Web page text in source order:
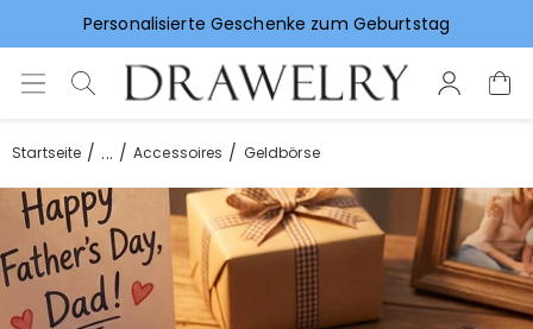
Personalisierte Geschenke zum Geburtstag
Vorlieben für Hochzeitsgeschenke
Startseite ... Accessoires Geldbörse